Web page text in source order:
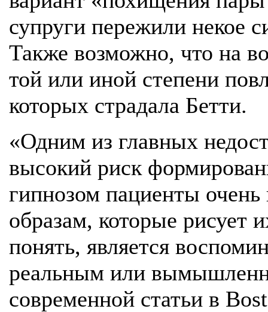
супруги пережили некое
Также возможно, что на
той или иной степени
которых страдала Бетти.
«Одним из главных
высокий риск
гипнозом пациенты
образам, которые рисует
понять, является
реальным или
современной статьи в